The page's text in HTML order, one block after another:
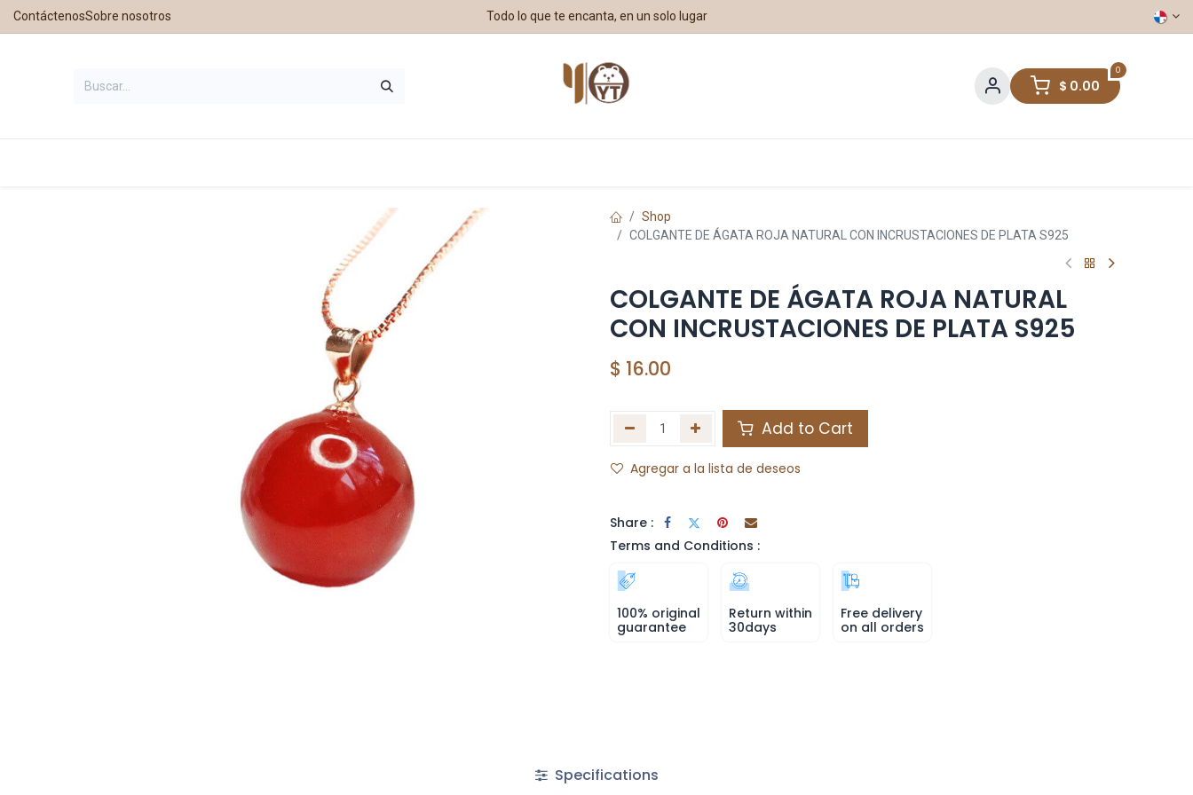
ContáctenosSobre nosotros Todo lo que te encanta, en un solo lugar
0
$ 0.00
Shop
COLGANTE DE ÁGATA ROJA NATURAL CON INCRUSTACIONES DE PLATA S925
COLGANTE DE ÁGATA ROJA NATURAL
CON INCRUSTACIONES DE PLATA S925
$ 16.00
Add to Cart
Agregar a la lista de deseos
Share :
Terms and Conditions :
100% original
guarantee
Return within
30days
Free delivery
on all orders
Specifications